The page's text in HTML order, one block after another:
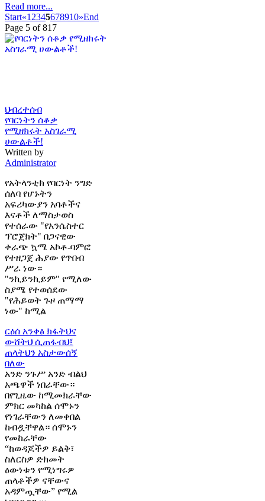
Read more...
Start«1 2345678910»End
Page 5 of 817
ህብረተሰብ
የባርነትን ሰቆቃ
የሚዘክሩት አስገራሚ
ሀውልቶች!
Written by
Administrator
የአትላንቲክ የባርነት ንግድ
ሰለባ የሆኑትን
አፍሪካውያን አባቶችና
እናቶች ለማስታወስ
የተሰራው "የአንሴስተር
ፕሮጀክት" በጋናዊው
ቀራጭ ኳሜ አኮቶ-ባምፎ
የተዘጋጀ ሕያው የጥበብ
ሥራ ነው።
"ንኪይንኪይም" የሚለው
ስያሜ የተወሰደው
"የሕይወት ጉዞ ጠማማ
ነው" ከሚል
ርዕሰ አንቀፅ ክፋትህና
ውሸትህ ሲጠፋብህ፤
ጠላትህን አስታውሰኝ
በለው
አንድ ንጉሥ አንድ ብልህ
አጫዋች ነበራቸው።
በየጊዜው ከሚመክራቸው
ምክር መካከል ሰሞኑን
የነገራቸውን ለመቀበል
ከብዷቸዋል። ሰሞኑን
የመከራቸው
“ከወዳጆችዎ ይልቅ፣
ስለርስዎ ድክመት
ዕውነቱን የሚነግሩዎ
ጠላቶችዎ ናቸውና
አዳምጧቸው” የሚል